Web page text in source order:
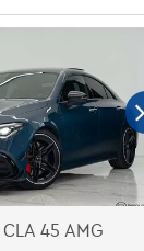
45 AMG